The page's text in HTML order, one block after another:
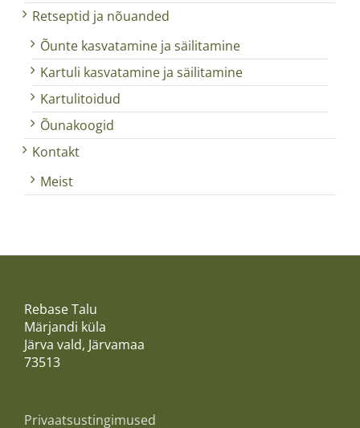
Retseptid ja nõuanded
Õunte kasvatamine ja säilitamine
Kartuli kasvatamine ja säilitamine
Kartulitoidud
Õunakoogid
Kontakt
Meist
Rebase Talu
Märjandi küla
Järva vald, Järvamaa
73513
Privaatsustingimused